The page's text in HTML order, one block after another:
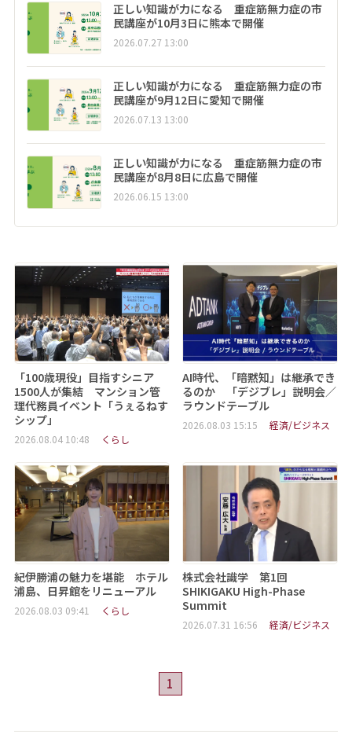
正しい知識が力になる 重症筋無力症の市
民講座が10月3日に熊本で開催
2026.07.27 13:00
正しい知識が力になる 重症筋無力症の市
民講座が9月12日に愛知で開催
2026.07.13 13:00
正しい知識が力になる 重症筋無力症の市
民講座が8月8日に広島で開催
2026.06.15 13:00
「100歳現役」目指すシニア
1500人が集結 マンション管
理代務員イベント「うぇるねす
シップ」
2026.08.04 10:48 くらし
AI時代、「暗黙知」は継承でき
るのか 「デジブレ」説明会／
ラウンドテーブル
2026.08.03 15:15 経済/ビジネス
紀伊勝浦の魅力を堪能 ホテル
浦島、日昇館をリニューアル
2026.08.03 09:41 くらし
株式会社識学 第1回
SHIKIGAKU High-Phase
Summit
2026.07.31 16:56 経済/ビジネス
1